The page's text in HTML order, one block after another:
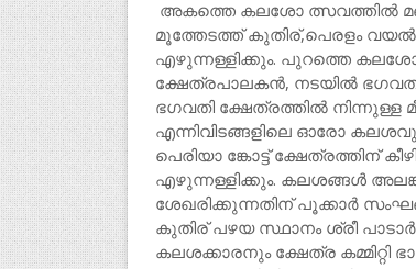
അകത്തെ കലശോ ത്സവത്തിൽ
മൂത്തേടത്ത് കുതിര്,പെരളം വയൽ,
എഴുന്നള്ളിക്കും. പുറത്തെ
ക്ഷേത്രപാലകൻ, നടയിൽ
ഭഗവതി ക്ഷേത്രത്തിൽ
എന്നിവിടങ്ങളിലെ ഓരോ
പെരിയാ ങ്കോട്ട് ക്ഷേത്രത്തിന്
എഴുന്നള്ളിക്കും. കലശങ്ങൾ
ശേഖരിക്കുന്നതിന് പൂക്കാർ
കുതിര് പഴയ സ്ഥാനം ശ്രീ
കലശക്കാരനും ക്ഷേത്ര കമ്മിറ്റി